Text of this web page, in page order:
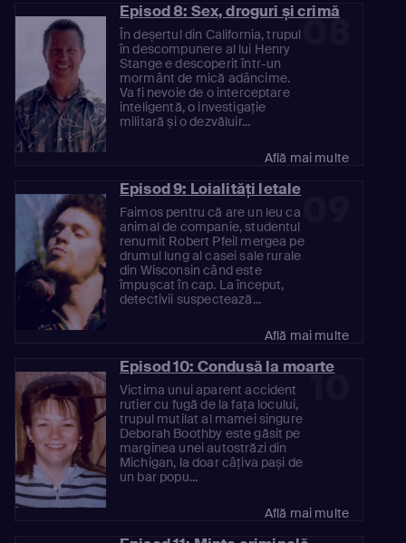
08
Episod 8: Sex, droguri și crimă
În deșertul din California, trupul
în descompunere al lui Henry
Stange e descoperit într-un
mormânt de mică adâncime.
Va fi nevoie de o interceptare
inteligentă, o investigație
militară și o dezvăluir...
Află mai multe
09
Episod 9: Loialități letale
Faimos pentru că are un leu ca
animal de companie, studentul
renumit Robert Pfeil mergea pe
drumul lung al casei sale rurale
din Wisconsin când este
împușcat în cap. La început,
detectivii suspectează...
Află mai multe
10
Episod 10: Condusă la moarte
Victima unui aparent accident
rutier cu fugă de la fața locului,
trupul mutilat al mamei singure
Deborah Boothby este găsit pe
marginea unei autostrăzi din
Michigan, la doar câțiva pași de
un bar popu...
Află mai multe